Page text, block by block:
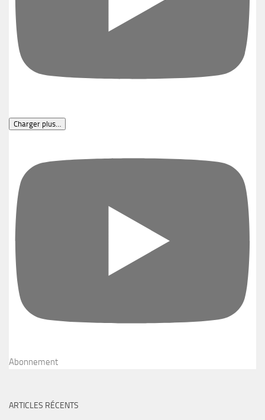
Charger plus…
Abonnement
ARTICLES RÉCENTS